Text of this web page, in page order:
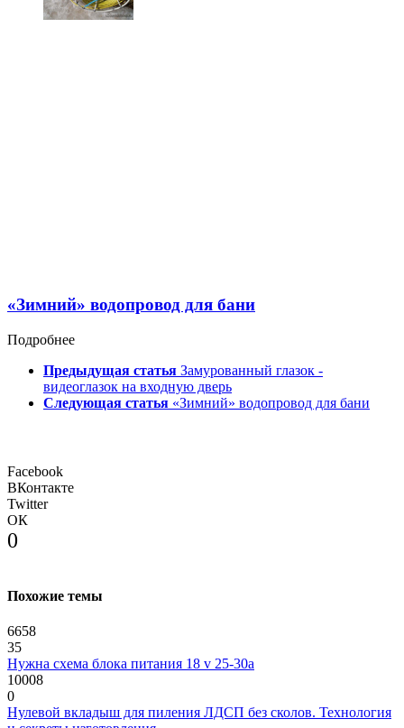
«Зимний» водопровод для бани
Подробнее
Предыдущая статья Замурованный глазок -
видеоглазок на входную дверь
Следующая статья «Зимний» водопровод для бани
Facebook
ВКонтакте
Twitter
ОК
0
Похожие темы
6658
35
Нужна схема блока питания 18 v 25-30a
10008
0
Нулевой вкладыш для пиления ЛДСП без сколов. Технология